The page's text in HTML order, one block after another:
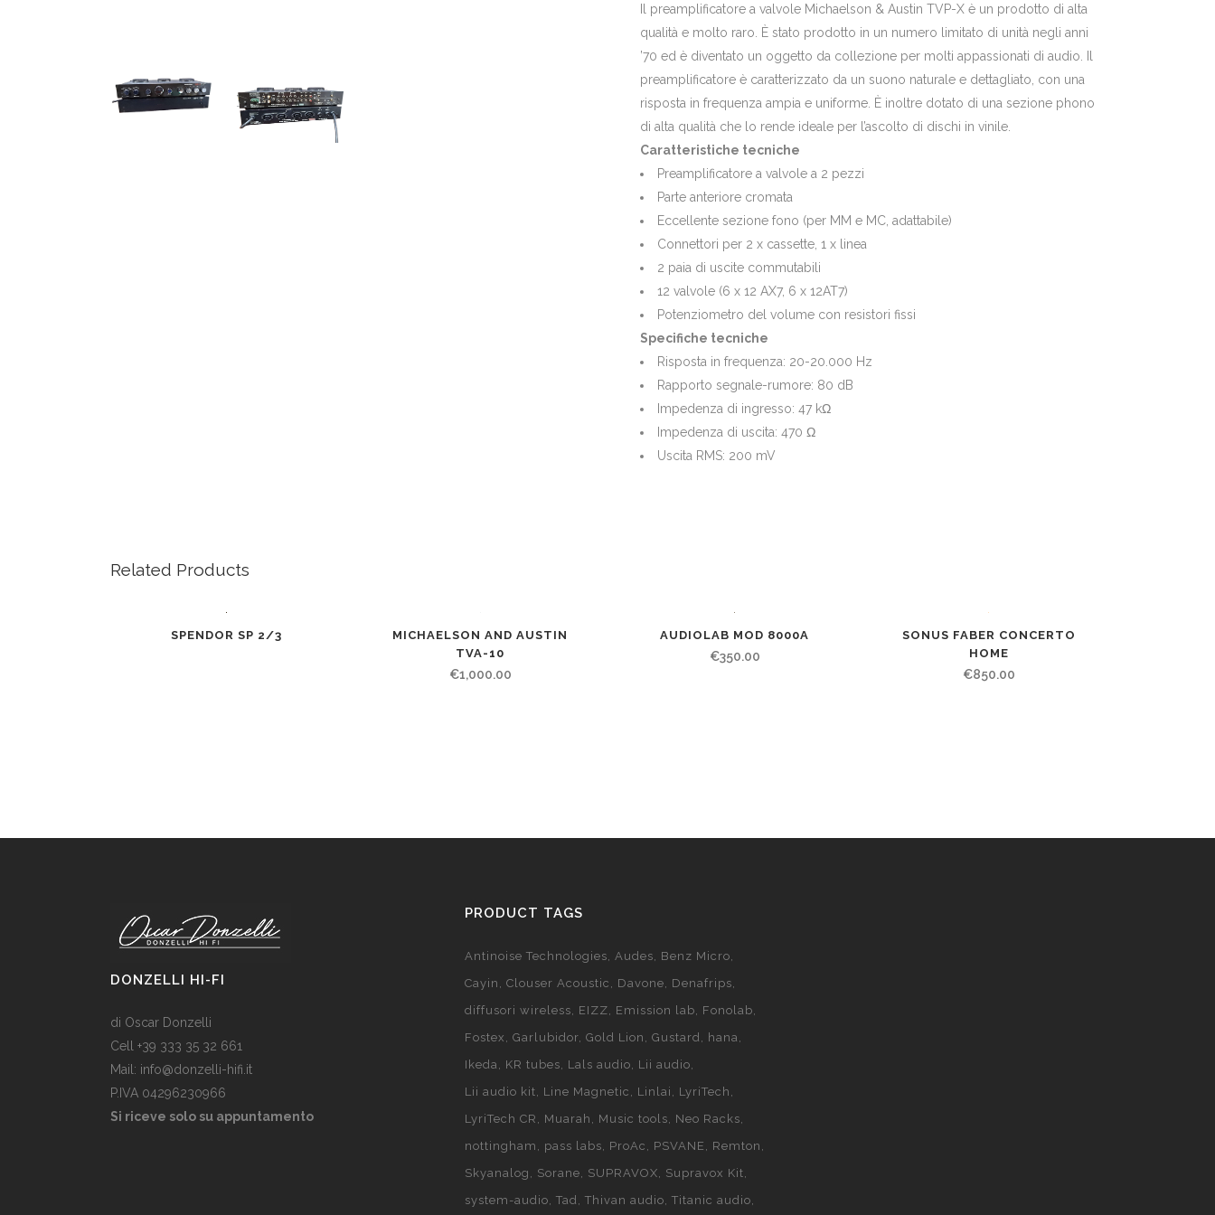
Il preamplificatore a valvole Michaelson & Austin TVP-X è un prodotto di alta
qualità e molto raro. È stato prodotto in un numero limitato di unità negli anni
’70 ed è diventato un oggetto da collezione per molti appassionati di audio. Il
preamplificatore è caratterizzato da un suono naturale e dettagliato, con una
risposta in frequenza ampia e uniforme. È inoltre dotato di una sezione phono
di alta qualità che lo rende ideale per l’ascolto di dischi in vinile.
Caratteristiche tecniche
Preamplificatore a valvole a 2 pezzi
Parte anteriore cromata
Eccellente sezione fono (per MM e MC, adattabile)
Connettori per 2 x cassette, 1 x linea
2 paia di uscite commutabili
12 valvole (6 x 12 AX7, 6 x 12AT7)
Potenziometro del volume con resistori fissi
Specifiche tecniche
Risposta in frequenza: 20-20.000 Hz
Rapporto segnale-rumore: 80 dB
Impedenza di ingresso: 47 kΩ
Impedenza di uscita: 470 Ω
Uscita RMS: 200 mV
Related Products
SPENDOR SP 2/3
MICHAELSON AND AUSTIN
TVA-10
€1,000.00
AUDIOLAB MOD 8000A
€350.00
SONUS FABER CONCERTO
HOME
€850.00
DONZELLI HI-FI
di Oscar Donzelli
Cell +39 333 35 32 661
Mail: info@donzelli-hifi.it
P.IVA 04296230966
Si riceve solo su appuntamento
PRODUCT TAGS
Antinoise Technologies Audes
Benz Micro
Cayin
Clouser Acoustic Davone
Denafrips
diffusori wireless
EIZZ Emission lab
Fonolab
Fostex
Garlubidor Gold Lion Gustard
hana
Ikeda
KR tubes Lals audio
Lii audio
Lii audio kit
Line Magnetic Linlai
LyriTech
LyriTech CR
Muarah Music tools
Neo Racks
nottingham
pass labs ProAc PSVANE
Remton
Skyanalog
Sorane SUPRAVOX
Supravox Kit
system-audio Tad Thivan audio Titanic audio